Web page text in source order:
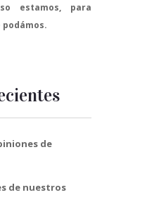
estamos, para
de
de nuestros